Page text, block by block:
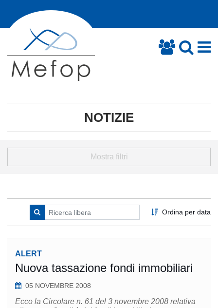
NOTIZIE
Mostra filtri
Ordina per data
ALERT
Nuova tassazione fondi immobiliari
05 NOVEMBRE 2008
Ecco la Circolare n. 61 del 3 novembre 2008 relativa